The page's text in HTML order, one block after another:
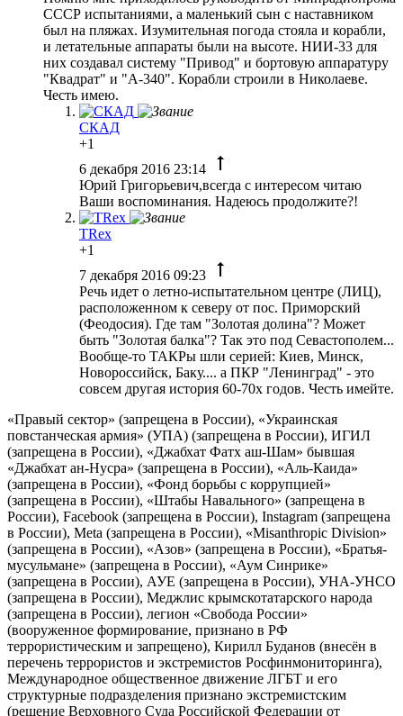
СССР испытаниями, а маленький сын с наставником
был на пляжах. Изумительная погода стояла и корабли,
и летательные аппараты были на высоте. НИИ-33 для
них создавал систему "Привод" и бортовую аппаратуру
"Квадрат" и "А-340". Корабли строили в Николаеве.
Честь имею.
СКАД
+1
6 декабря 2016 23:14
Юрий Григорьевич,всегда с интересом читаю
Ваши воспоминания. Надеюсь продолжите?!
TRex
+1
7 декабря 2016 09:23
Речь идет о летно-испытательном центре (ЛИЦ),
расположенном к северу от пос. Приморский
(Феодосия). Где там "Золотая долина"? Может
быть "Золотая балка"? Так это под Севастополем...
Вообще-то ТАКРы шли серией: Киев, Минск,
Новороссийск, Баку.... а ПКР "Ленинград" - это
совсем другая история 60-70х годов. Честь имейте.
«Правый сектор» (запрещена в России), «Украинская
повстанческая армия» (УПА) (запрещена в России), ИГИЛ
(запрещена в России), «Джабхат Фатх аш-Шам» бывшая
«Джабхат ан-Нусра» (запрещена в России), «Аль-Каида»
(запрещена в России), «Фонд борьбы с коррупцией»
(запрещена в России), «Штабы Навального» (запрещена в
России), Facebook (запрещена в России), Instagram (запрещена
в России), Meta (запрещена в России), «Misanthropic Division»
(запрещена в России), «Азов» (запрещена в России), «Братья-
мусульмане» (запрещена в России), «Аум Синрике»
(запрещена в России), АУЕ (запрещена в России), УНА-УНСО
(запрещена в России), Меджлис крымскотатарского народа
(запрещена в России), легион «Свобода России»
(вооруженное формирование, признано в РФ
террористическим и запрещено), Кирилл Буданов (внесён в
перечень террористов и экстремистов Росфинмониторинга),
Международное общественное движение ЛГБТ и его
структурные подразделения признано экстремистским
(решение Верховного Суда Российской Федерации от